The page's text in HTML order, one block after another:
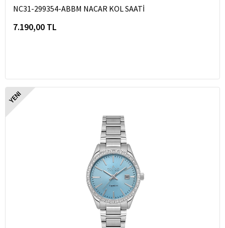
NC31-299354-ABBM NACAR KOL SAATİ
7.190,00 TL
YENI